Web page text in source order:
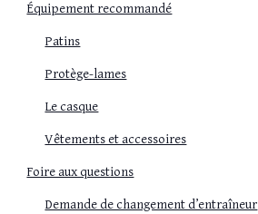
Équipement recommandé
Patins
Protège-lames
Le casque
Vêtements et accessoires
Foire aux questions
Demande de changement d’entraîneur